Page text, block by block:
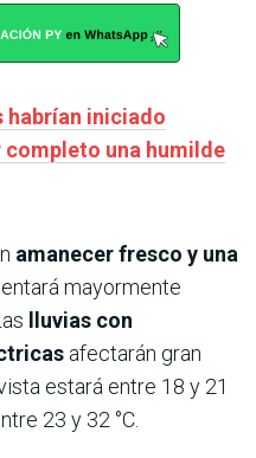
habrían iniciado
una humilde
amanecer fresco y una
mayormente
lluvias con
afectarán gran
estará entre 18 y 21
23 y 32 °C.